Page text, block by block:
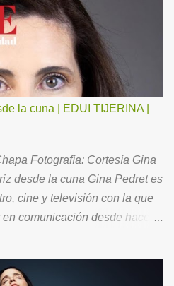
la cuna | EDUI TIJERINA |
Fotografía: Cortesía Gina
desde la cuna Gina Pedret es
cine y televisión con la que
comunicación desde hace
así como de su vida